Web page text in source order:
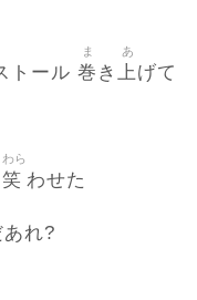
トール 巻
ま
き 上
あ
げて
笑
わら
わせた
れ?